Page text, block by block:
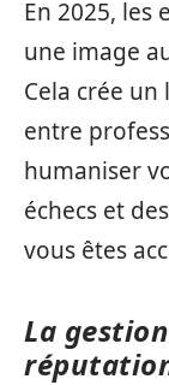
En 2025, les
une image
Cela crée un
entre
humaniser
échecs et
vous êtes
La